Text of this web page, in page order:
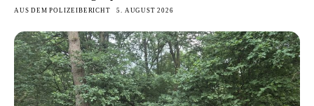
AUS DEM POLIZEIBERICHT 5. AUGUST 2026